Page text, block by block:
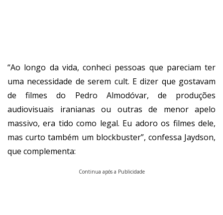
“Ao longo da vida, conheci pessoas que pareciam ter
uma necessidade de serem cult. E dizer que gostavam
de filmes do Pedro Almodóvar, de produções
audiovisuais iranianas ou outras de menor apelo
massivo, era tido como legal. Eu adoro os filmes dele,
mas curto também um blockbuster”, confessa Jaydson,
que complementa:
Continua após a Publicidade